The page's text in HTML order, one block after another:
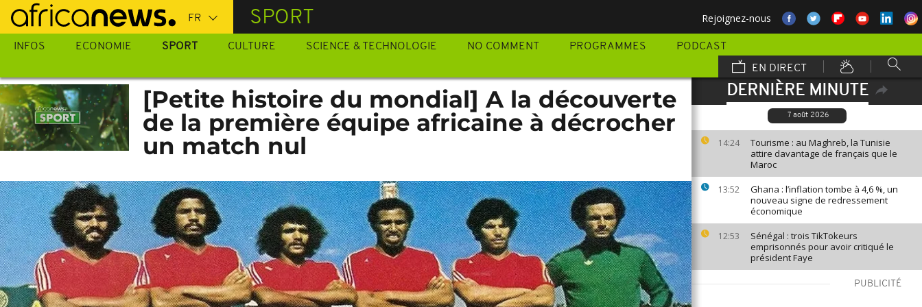
Passer
au
contenu
SPORT Rejoignez-nous
INFOS ECONOMIE SPORT CULTURE SCIENCE & TECHNOLOGIE NO COMMENT PROGRAMMES
PODCAST
EN DIRECT
DERNIÈRE MINUTE
7 août 2026
14:24
Tourisme : au Maghreb, la Tunisie
attire davantage de français que le
Maroc
13:52
Ghana : l’inflation tombe à 4,6 %, un
nouveau signe de redressement
économique
12:53
Sénégal : trois TikTokeurs
emprisonnés pour avoir critiqué le
président Faye
PUBLICITÉ
[Petite histoire du mondial] A la découverte
de la première équipe africaine à décrocher
un match nul